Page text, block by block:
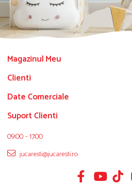
Magazinul Meu
Clienti
Date Comerciale
Suport Clienti
09:00 - 17:00
jucaresti@jucaresti.ro